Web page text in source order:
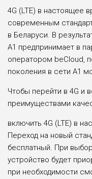
4G (LTE) в настоящее
современным
в Беларуси. В
А1 предпринимает в
оператором beСloud,
поколения в сети А1
Чтобы перейти в 4G и
преимуществами
включить 4G (LTE) в
Переход на новый
бесплатный. При
устройство будет
при необходимости